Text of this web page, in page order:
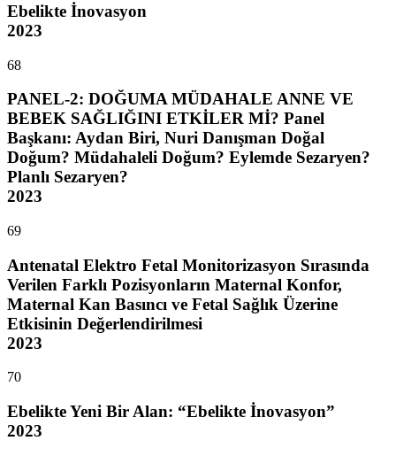
Ebelikte İnovasyon
2023
68
PANEL-2: DOĞUMA MÜDAHALE ANNE VE
BEBEK SAĞLIĞINI ETKİLER Mİ? Panel
Başkanı: Aydan Biri, Nuri Danışman Doğal
Doğum? Müdahaleli Doğum? Eylemde Sezaryen?
Planlı Sezaryen?
2023
69
Antenatal Elektro Fetal Monitorizasyon Sırasında
Verilen Farklı Pozisyonların Maternal Konfor,
Maternal Kan Basıncı ve Fetal Sağlık Üzerine
Etkisinin Değerlendirilmesi
2023
70
Ebelikte Yeni Bir Alan: “Ebelikte İnovasyon”
2023